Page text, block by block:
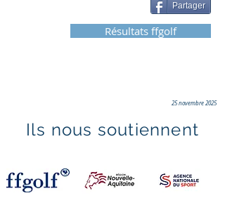
Partager
Résultats ffgolf
25 novembre 2025
Ils nous soutiennent